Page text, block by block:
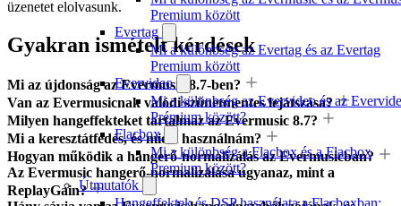
Premium között
Evertag
Mi a különbség az Evertag és az Evertag
Premium között
Evervideo
Mi a különbség az Evervideo és az
Prémium között?
Flacbox
Mi a különbség a Flacbox és a Flacbox
Premium között?
Útmutatók
Hangeffektek és DSP használata a Flacboxban:
üzenetet elolvasunk.
Gyakran ismételt kérdések
Mi az újdonság az Evermusic 8.7-ben?
Van az Evermusicnak valódi szünetmentes lejátszása?
Milyen hangeffekteket tartalmaz az Evermusic 8.7?
Mi a keresztátfedés, és miért használnám?
Hogyan működik a hangerő-normalizálás az Evermusicban?
Az Evermusic hangerő-normalizálása ugyanaz, mint a
ReplayGain?